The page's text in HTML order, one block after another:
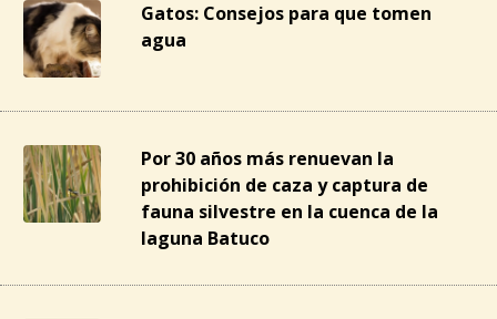
Gatos: Consejos para que tomen
agua
Por 30 años más renuevan la
prohibición de caza y captura de
fauna silvestre en la cuenca de la
laguna Batuco